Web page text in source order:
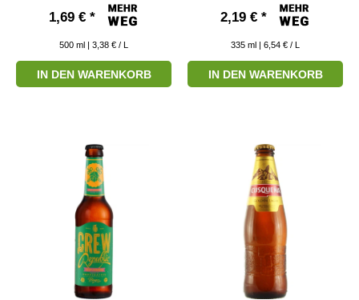
1,69 € *
500 ml | 3,38 € / L
IN DEN WARENKORB
2,19 € *
335 ml | 6,54 € / L
IN DEN WARENKORB